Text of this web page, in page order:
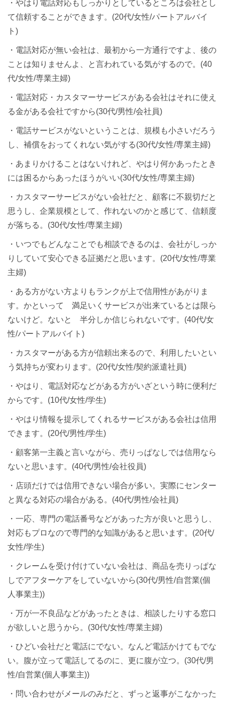
・やはり電話対応もしっかりとしているところは会社とし
て信頼することができます。(20代/女性/パートアルバイ
ト)
・電話対応が無い会社は、最初から一方通行ですよ、後の
ことは知りませんよ、と言われている気がするので。(40
代/女性/専業主婦)
・電話対応・カスタマーサービスがある会社はそれに使え
る金がある会社ですから(30代/男性/会社員)
・電話サービスがないということは、規模も小さいだろう
し、補償をおってくれない気がする(30代/女性/専業主婦)
・あまりかけることはないけれど、やはり何かあったとき
には困るからあったほうがいい(30代/女性/専業主婦)
・カスタマーサービスがない会社だと、顧客に不親切だと
思うし、企業規模として、作れないのかと感じて、信頼度
が落ちる。(30代/女性/専業主婦)
・いつでもどんなことでも相談できるのは、会社がしっか
りしていて安心できる証拠だと思います。(20代/女性/専業
主婦)
・ある方がない方よりもランクが上で信用性があがりま
す。かといって 満足いくサービスが出来ているとは限ら
ないけど。ないと 半分しか信じられないです。(40代/女
性/パートアルバイト)
・カスタマーがある方が信頼出来るので、利用したいとい
う気持ちが変わります。(20代/女性/契約派遣社員)
・やはり、電話対応などがある方がいざという時に便利だ
からです。(10代/女性/学生)
・やはり情報を提示してくれるサービスがある会社は信用
できます。(20代/男性/学生)
・顧客第一主義と言いながら、売りっぱなしでは信用なら
ないと思います。(40代/男性/会社役員)
・店頭だけでは信用できない場合が多い。実際にセンター
と異なる対応の場合がある。(40代/男性/会社員)
・一応、専門の電話番号などがあった方が良いと思うし、
対応もプロなので専門的な知識があると思います。(20代/
女性/学生)
・クレームを受け付けていない会社は、商品を売りっぱな
しでアフターケアをしていないから(30代/男性/自営業(個
人事業主))
・万が一不良品などがあったときは、相談したりする窓口
が欲しいと思うから。(30代/女性/専業主婦)
・ひどい会社だと電話にでない。なんど電話かけてもでな
い。腹が立って電話してるのに、更に腹が立つ。(30代/男
性/自営業(個人事業主))
・問い合わせがメールのみだと、ずっと返事がこなかった